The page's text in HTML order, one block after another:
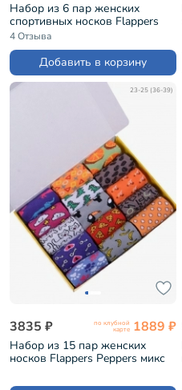
Набор из 6 пар женских
спортивных носков Flappers
Peppers микс (6-1СП19М-1)
4 Отзыва
Добавить в корзину
23-25 (36-39)
3835 ₽ по клубной
карте 1889 ₽
Набор из 15 пар женских
носков Flappers Peppers микс